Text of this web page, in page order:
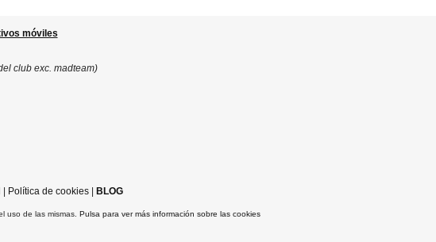
móviles
club exc. madteam)
Política de cookies| BLOG
uso de las mismas. Pulsa para ver más información sobre las cookies